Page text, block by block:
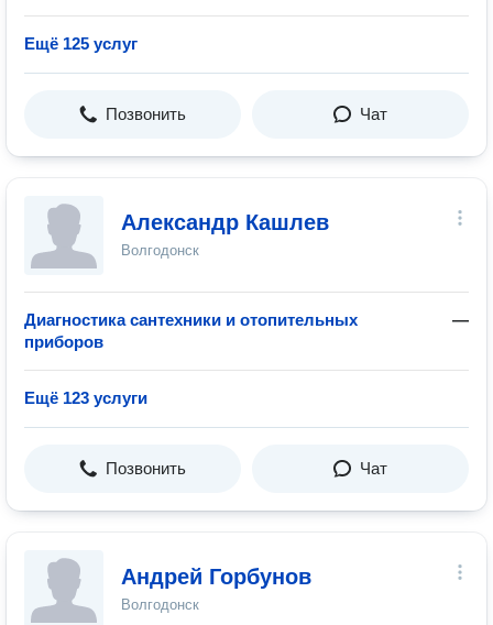
Ещё 125 услуг
Позвонить Чат
Александр Кашлев
Волгодонск
Диагностика сантехники и отопительных
приборов
—
Ещё 123 услуги
Позвонить Чат
Андрей Горбунов
Волгодонск